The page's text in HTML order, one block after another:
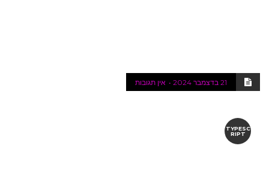
21 בדצמבר 2024 אין תגובות
TYPESC
RIPT